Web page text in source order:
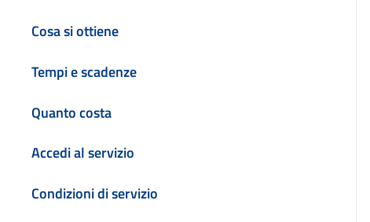
Cosa si ottiene
Tempi e scadenze
Quanto costa
Accedi al servizio
Condizioni di servizio